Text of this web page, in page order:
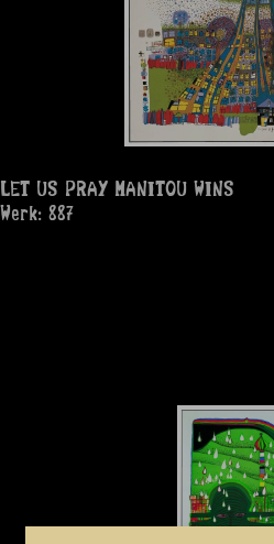
LET US PRAY MANITOU WINS
Werk: 887